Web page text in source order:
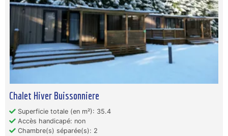
Chalet Hiver Buissonniere
Superficie totale (en m²): 35.4
Accès handicapé: non
Chambre(s) séparée(s): 2